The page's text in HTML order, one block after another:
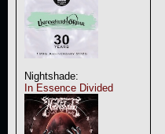
Nightshade:
In Essence Divided